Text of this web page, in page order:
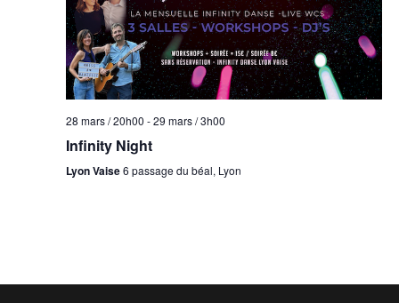
28 mars / 20h00 -29 mars / 3h00
Infinity Night
Lyon Vaise6 passage du béal, Lyon